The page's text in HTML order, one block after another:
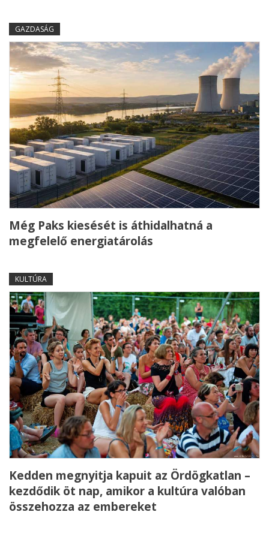
GAZDASÁG
Még Paks kiesését is áthidalhatná a
megfelelő energiatárolás
KULTÚRA
Kedden megnyitja kapuit az Ördögkatlan –
kezdődik öt nap, amikor a kultúra valóban
összehozza az embereket